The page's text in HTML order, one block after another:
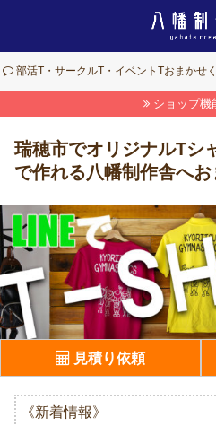
部活T・サークルT・イベントTおまかせ
ショップ機
瑞穂市でオリジナルTシ
で作れる八幡制作舎へ
見積り依頼
《新着情報》